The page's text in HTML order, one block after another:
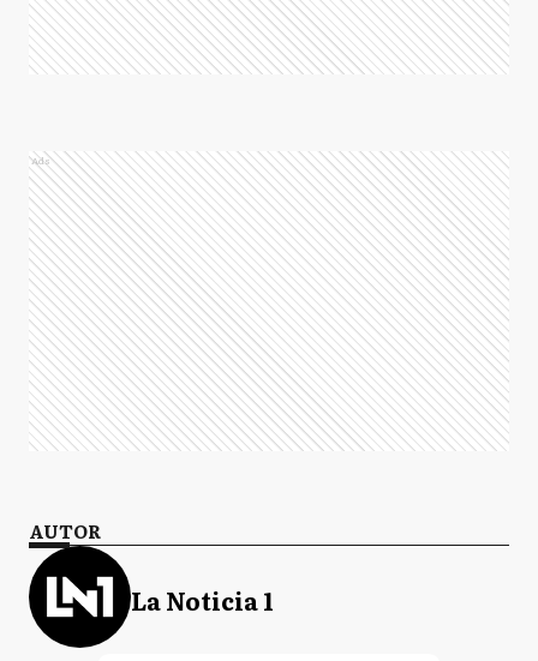
Ads
AUTOR
La Noticia 1